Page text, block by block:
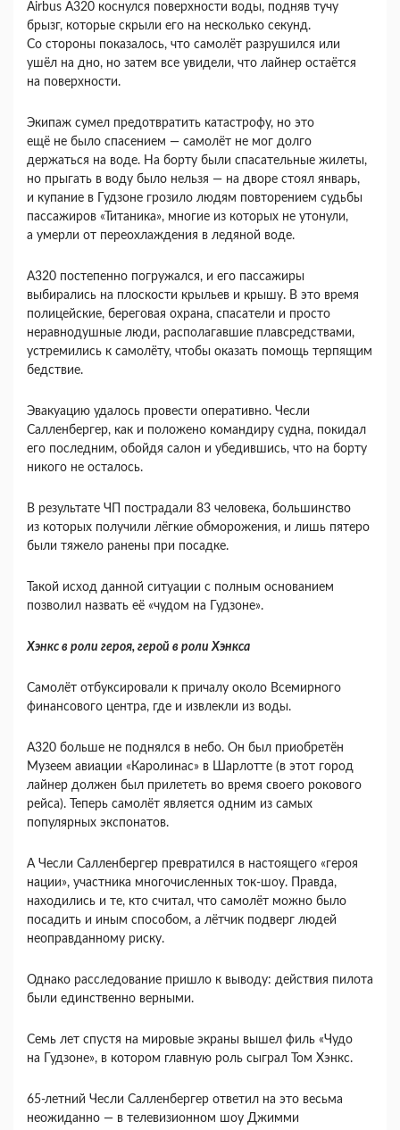
Airbus A320 коснулся поверхности воды, подняв тучу
брызг, которые скрыли его на несколько секунд.
Со стороны показалось, что самолёт разрушился или
ушёл на дно, но затем все увидели, что лайнер остаётся
на поверхности.
Экипаж сумел предотвратить катастрофу, но это
ещё не было спасением — самолёт не мог долго
держаться на воде. На борту были спасательные жилеты,
но прыгать в воду было нельзя — на дворе стоял январь,
и купание в Гудзоне грозило людям повторением судьбы
пассажиров «Титаника», многие из которых не утонули,
а умерли от переохлаждения в ледяной воде.
А320 постепенно погружался, и его пассажиры
выбирались на плоскости крыльев и крышу. В это время
полицейские, береговая охрана, спасатели и просто
неравнодушные люди, располагавшие плавсредствами,
устремились к самолёту, чтобы оказать помощь терпящим
бедствие.
Эвакуацию удалось провести оперативно. Чесли
Салленбергер, как и положено командиру судна, покидал
его последним, обойдя салон и убедившись, что на борту
никого не осталось.
В результате ЧП пострадали 83 человека, большинство
из которых получили лёгкие обморожения, и лишь пятеро
были тяжело ранены при посадке.
Такой исход данной ситуации с полным основанием
позволил назвать её «чудом на Гудзоне».
Хэнкс в роли героя, герой в роли Хэнкса
Самолёт отбуксировали к причалу около Всемирного
финансового центра, где и извлекли из воды.
А320 больше не поднялся в небо. Он был приобретён
Музеем авиации «Каролинас» в Шарлотте (в этот город
лайнер должен был прилететь во время своего рокового
рейса). Теперь самолёт является одним из самых
популярных экспонатов.
А Чесли Салленбергер превратился в настоящего «героя
нации», участника многочисленных ток-шоу. Правда,
находились и те, кто считал, что самолёт можно было
посадить и иным способом, а лётчик подверг людей
неоправданному риску.
Однако расследование пришло к выводу: действия пилота
были единственно верными.
Семь лет спустя на мировые экраны вышел филь «Чудо
на Гудзоне», в котором главную роль сыграл Том Хэнкс.
65-летний Чесли Салленбергер ответил на это весьма
неожиданно — в телевизионном шоу Джимми